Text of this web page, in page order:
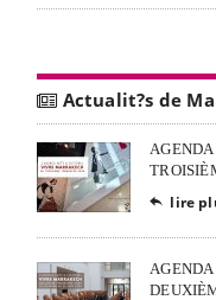
Actualit?s de
 lire